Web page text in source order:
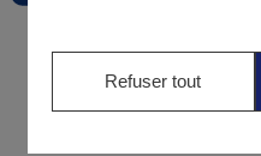
Naissance0 - 12 mois
Refuser tout